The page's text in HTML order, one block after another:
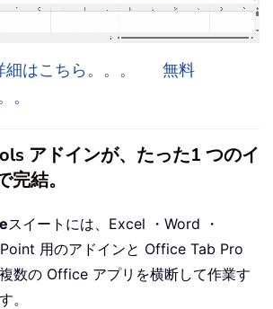
はこちら。。。
無料
。
アドインが、たった1 つのイ
完結。
スイートには、Excel ・Word ・
用のアドインと Office Tab Pro
数の Office アプリを横断して作業す
。